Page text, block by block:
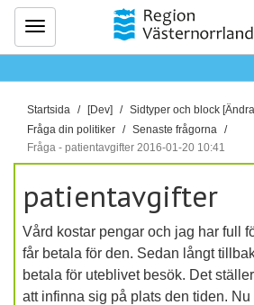
Meny
D
u
ä
h
ä
r
:
Startsida [Dev]
Sidtyper och block
Fråga din politiker
Senaste frågorna
Fråga - patientavgifter 2016-01-20 10:41
patientavgifter
Vård kostar pengar och jag har full
får betala för den. Sedan långt
betala för uteblivet besök. Det
att infinna sig på plats den tiden.